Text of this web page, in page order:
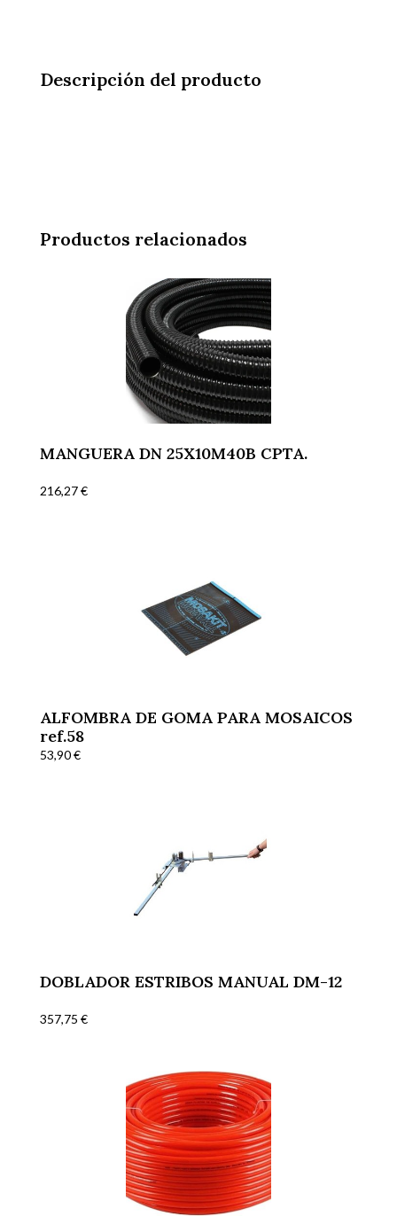
Descripción del producto
Productos relacionados
MANGUERA DN 25X10M40B CPTA.
216,27€
ALFOMBRA DE GOMA PARA MOSAICOS
ref.58
53,90€
DOBLADOR ESTRIBOS MANUAL DM-12
357,75 €